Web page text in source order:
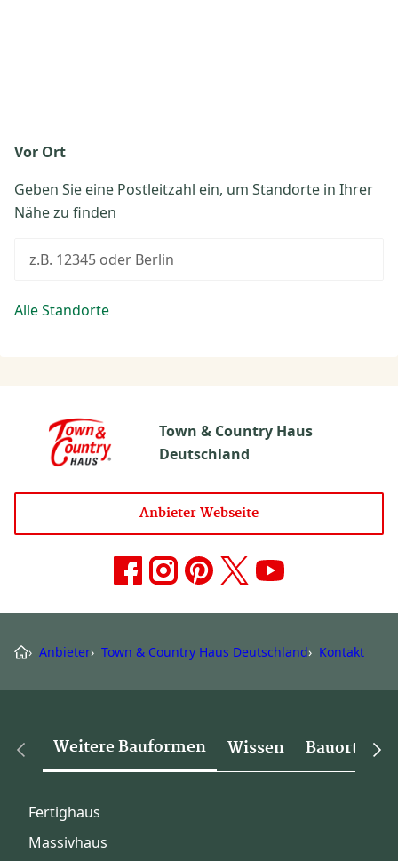
Vor Ort
Geben Sie eine Postleitzahl ein, um Standorte in Ihrer
Nähe zu finden
z.B. 12345 oder Berlin
Alle Standorte
Town & Country Haus
Deutschland
Anbieter Webseite
› Anbieter› Town & Country Haus Deutschland› Kontakt
Weitere Bauformen Wissen Bauorte
Fertighaus
Massivhaus